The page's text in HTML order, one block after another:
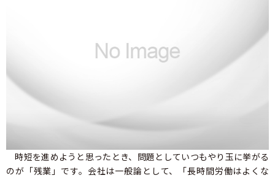
時短を進めようと思ったとき、問題としていつもやり玉に挙がる
のが「残業」です。会社は一般論として、「長時間労働はよくな